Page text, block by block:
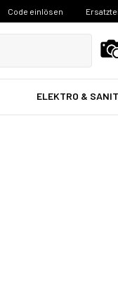
Code einlösen
ELEKTRO &